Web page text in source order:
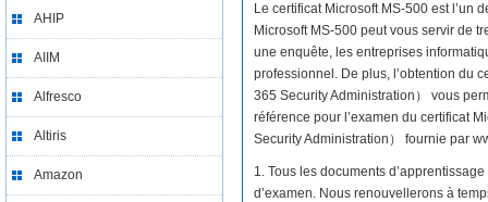
AHIP
AIIM
Alfresco
Altiris
Amazon
Le certificat Microsoft MS-500 est l’un
Microsoft MS-500 peut vous servir de
une enquête, les entreprises
professionnel. De plus, l’obtention du
365 Security Administration） vous
référence pour l’examen du certificat
Security Administration） fournie par
1. Tous les documents
d’examen. Nous renouvellerons à